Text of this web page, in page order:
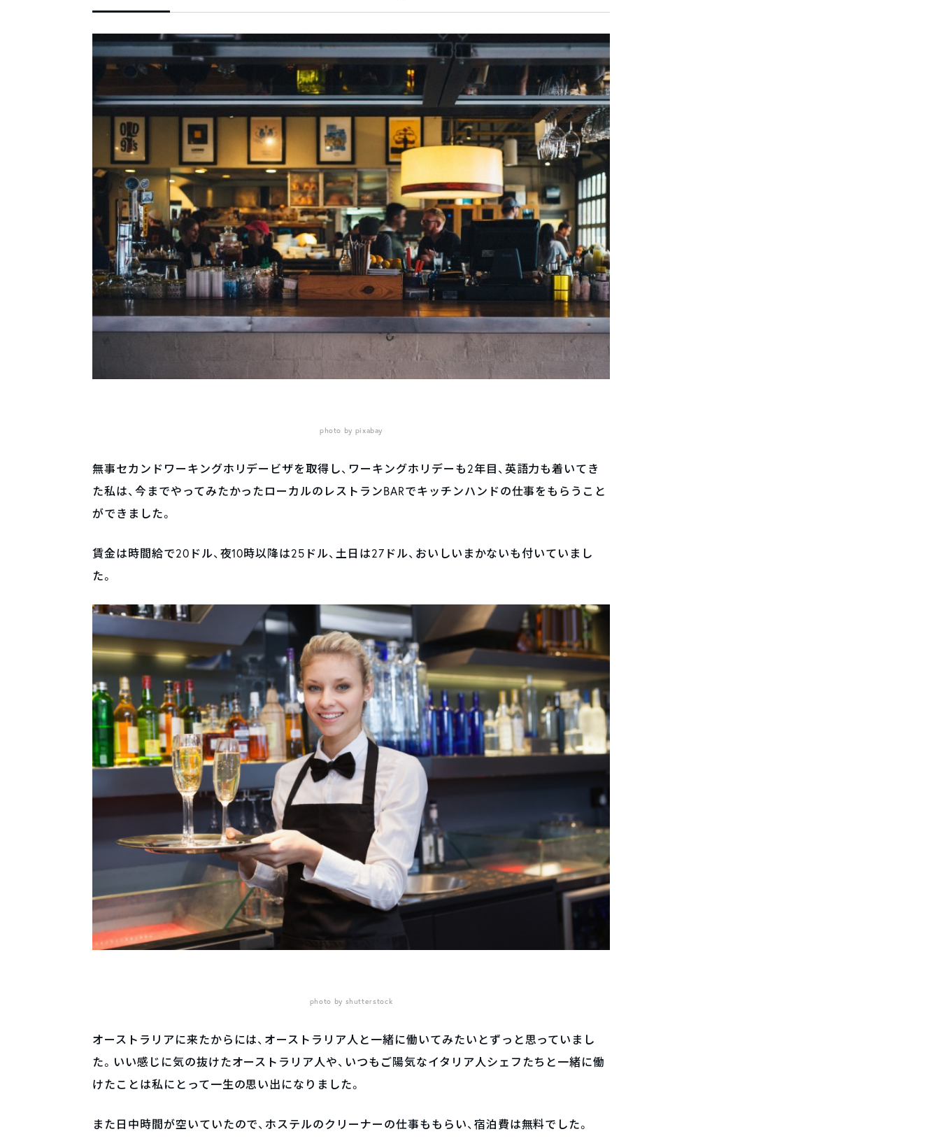
photo by pixabay
無事セカンドワーキングホリデービザを取得し、ワーキングホリデーも2年目、英語力も着いてき
た私は、今までやってみたかったローカルのレストランBARでキッチンハンドの仕事をもらうこと
ができました。
賃金は時間給で20ドル、夜10時以降は25ドル、土日は27ドル、おいしいまかないも付いていまし
た。
photo by shutterstock
オーストラリアに来たからには、オーストラリア人と一緒に働いてみたいとずっと思っていまし
た。いい感じに気の抜けたオーストラリア人や、いつもご陽気なイタリア人シェフたちと一緒に働
けたことは私にとって一生の思い出になりました。
また日中時間が空いていたので、ホステルのクリーナーの仕事ももらい、宿泊費は無料でした。